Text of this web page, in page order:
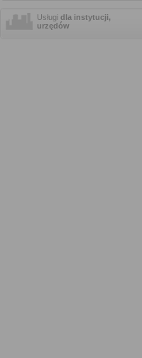
Usługi dla instytucji,
urzędów